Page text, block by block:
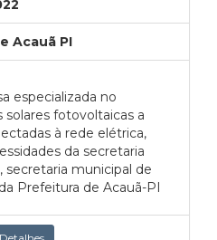
Acauã PI
especializada no
fotovoltaicas a
à rede elétrica,
da secretaria
secretaria municipal de
Prefeitura de Acauã-PI